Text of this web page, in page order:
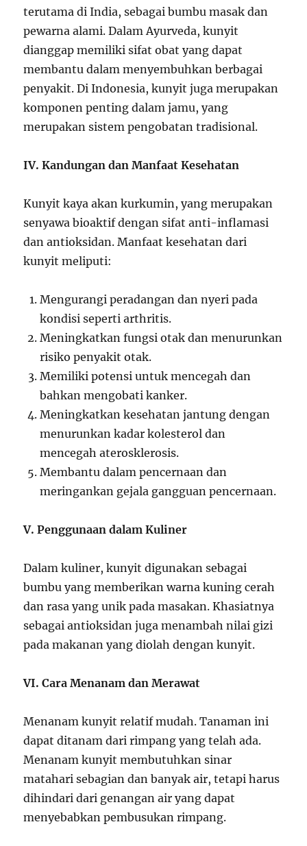
terutama di India, sebagai bumbu masak dan
pewarna alami. Dalam Ayurveda, kunyit
dianggap memiliki sifat obat yang dapat
membantu dalam menyembuhkan berbagai
penyakit. Di Indonesia, kunyit juga merupakan
komponen penting dalam jamu, yang
merupakan sistem pengobatan tradisional.
IV. Kandungan dan Manfaat Kesehatan
Kunyit kaya akan kurkumin, yang merupakan
senyawa bioaktif dengan sifat anti-inflamasi
dan antioksidan. Manfaat kesehatan dari
kunyit meliputi:
Mengurangi peradangan dan nyeri pada
kondisi seperti arthritis.
Meningkatkan fungsi otak dan menurunkan
risiko penyakit otak.
Memiliki potensi untuk mencegah dan
bahkan mengobati kanker.
Meningkatkan kesehatan jantung dengan
menurunkan kadar kolesterol dan
mencegah aterosklerosis.
Membantu dalam pencernaan dan
meringankan gejala gangguan pencernaan.
V. Penggunaan dalam Kuliner
Dalam kuliner, kunyit digunakan sebagai
bumbu yang memberikan warna kuning cerah
dan rasa yang unik pada masakan. Khasiatnya
sebagai antioksidan juga menambah nilai gizi
pada makanan yang diolah dengan kunyit.
VI. Cara Menanam dan Merawat
Menanam kunyit relatif mudah. Tanaman ini
dapat ditanam dari rimpang yang telah ada.
Menanam kunyit membutuhkan sinar
matahari sebagian dan banyak air, tetapi harus
dihindari dari genangan air yang dapat
menyebabkan pembusukan rimpang.